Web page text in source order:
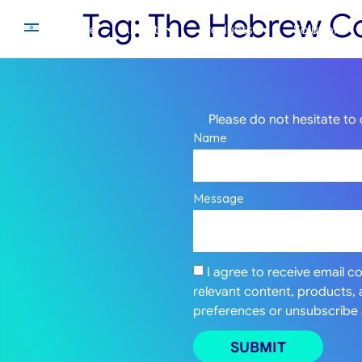
Home About Products Solutions
Tag: The Hebrew
Please do not hesitate
Name
Message
I agree to receive email
relevant content, products,
preferences or unsubscribe
SUBMIT